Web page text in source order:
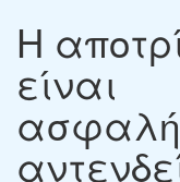
Η
είναι